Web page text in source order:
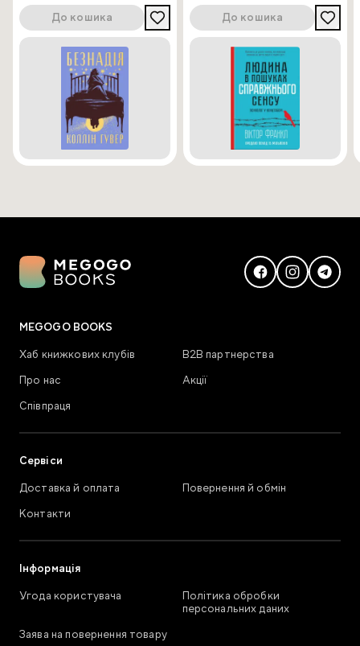
До кошика До кошика
MEGOGO BOOKS
Хаб книжкових клубів
В2В партнерства
Про нас
Акції
Співпраця
Сервіси
Доставка й оплата
Повернення й обмін
Контакти
Інформація
Угода користувача
Політика обробки
персональних даних
Заява на повернення товару